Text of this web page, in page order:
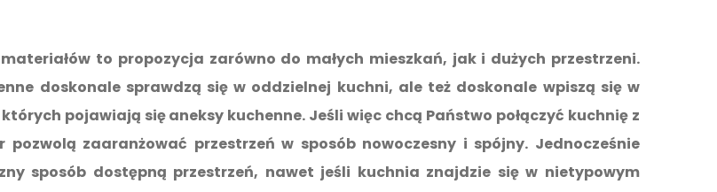
to propozycja zarówno do małych mieszkań, jak i dużych przestrzeni.
doskonale sprawdzą się w oddzielnej kuchni, ale też doskonale wpiszą się w
pojawiają się aneksy kuchenne. Jeśli więc chcą Państwo połączyć kuchnię z
zaaranżować przestrzeń w sposób nowoczesny i spójny. Jednocześnie
sposób dostępną przestrzeń, nawet jeśli kuchnia znajdzie się w nietypowym